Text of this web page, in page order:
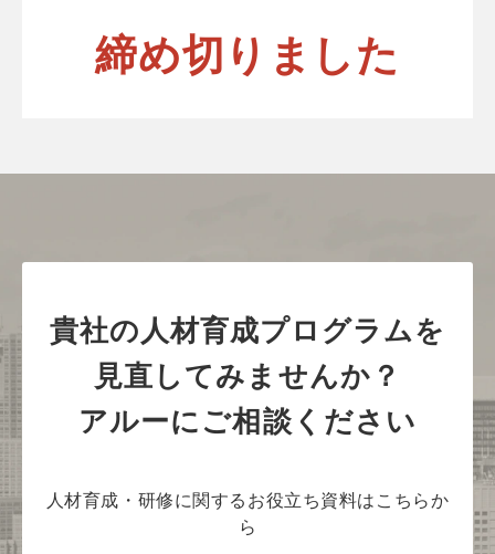
締め切りました
貴社の人材育成プログラムを
見直してみませんか？
アルーにご相談ください
人材育成・研修に関するお役立ち資料はこちらか
ら